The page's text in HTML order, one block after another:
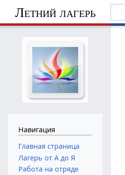
Летний лагерь
Навигация
Главная страница
Лагерь от А до Я
Работа на отряде